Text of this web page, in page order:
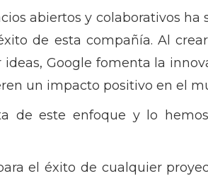
abiertos y colaborativos
de esta compañía. Al
Google fomenta la
un impacto positivo en el
de este enfoque y lo
el éxito de cualquier